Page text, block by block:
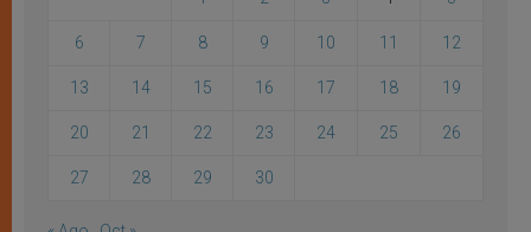
6 7 8 9 10 11 12
13 14 15 16 17 18 19
20 21 22 23 24 25 26
27 28 29 30